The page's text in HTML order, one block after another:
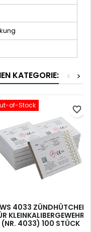
KATEGORIE: >
<
of-Stock
4033 ZÜNDHÜTCHEN
KLEINKALIBERGEWEHRE
(NR. 4033) 100 STÜCK
favorite_border